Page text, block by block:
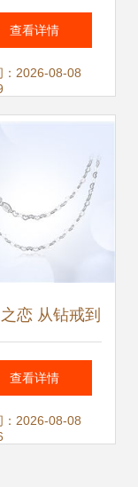
我敢说你还在
用
查看详情
：2026-08-08
恋 从钻戒到
的永恒魅力与
格全解析
查看详情
：2026-08-08